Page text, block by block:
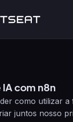
com n8n
como utilizar
juntos nosso